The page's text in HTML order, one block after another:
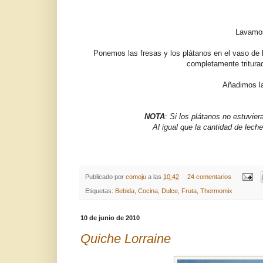
Ponemos las fresas y los plátanos en el vaso
completamente
Añadimos
NOTA: Si los plátanos no
Al igual que la cantidad de
Publicado por comoju a las 10:42 24 comentarios
Etiquetas: Bebida Cocina Dulce Fruta Thermomix
10 de junio de 2010
Quiche Lorraine